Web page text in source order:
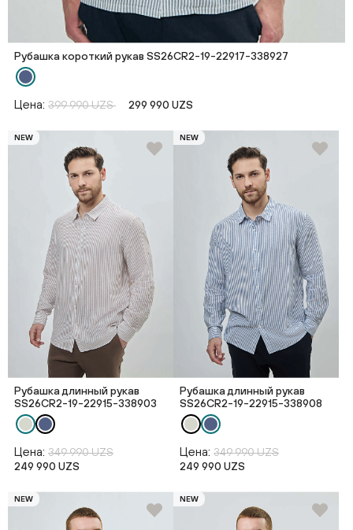
Рубашка короткий рукав SS26CR2-19-22917-338927
Цена: 399 990 UZS 299 990 UZS
NEW
Рубашка длинный рукав
SS26CR2-19-22915-338903
Цена: 349 990 UZS
249 990 UZS
NEW
Рубашка длинный рукав
SS26CR2-19-22915-338908
Цена: 349 990 UZS
249 990 UZS
NEW NEW